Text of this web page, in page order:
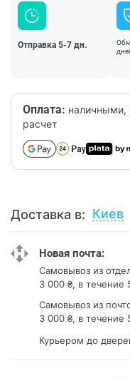
Отправка 5-7 дн.
Оплата: наличными,
расчет
Доставка в: Киев
Новая почта:
Самовывоз из
3 000 ₴, в течение
Самовывоз из
3 000 ₴, в течение
Курьером до